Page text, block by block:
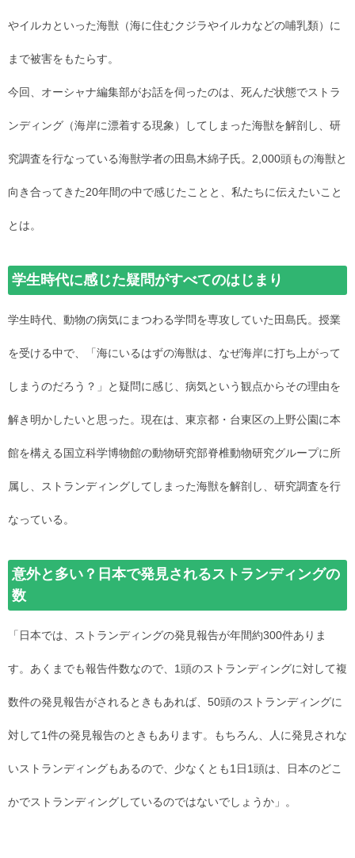
やイルカといった海獣（海に住むクジラやイルカなどの哺乳類）に
まで被害をもたらす。
今回、オーシャナ編集部がお話を伺ったのは、死んだ状態でストラ
ンディング（海岸に漂着する現象）してしまった海獣を解剖し、研
究調査を行なっている海獣学者の田島木綿子氏。2,000頭もの海獣と
向き合ってきた20年間の中で感じたことと、私たちに伝えたいこと
とは。
学生時代に感じた疑問がすべてのはじまり
学生時代、動物の病気にまつわる学問を専攻していた田島氏。授業
を受ける中で、「海にいるはずの海獣は、なぜ海岸に打ち上がって
しまうのだろう？」と疑問に感じ、病気という観点からその理由を
解き明かしたいと思った。現在は、東京都・台東区の上野公園に本
館を構える国立科学博物館の動物研究部脊椎動物研究グループに所
属し、ストランディングしてしまった海獣を解剖し、研究調査を行
なっている。
意外と多い？日本で発見されるストランディングの
数
「日本では、ストランディングの発見報告が年間約300件ありま
す。あくまでも報告件数なので、1頭のストランディングに対して複
数件の発見報告がされるときもあれば、50頭のストランディングに
対して1件の発見報告のときもあります。もちろん、人に発見されな
いストランディングもあるので、少なくとも1日1頭は、日本のどこ
かでストランディングしているのではないでしょうか」。